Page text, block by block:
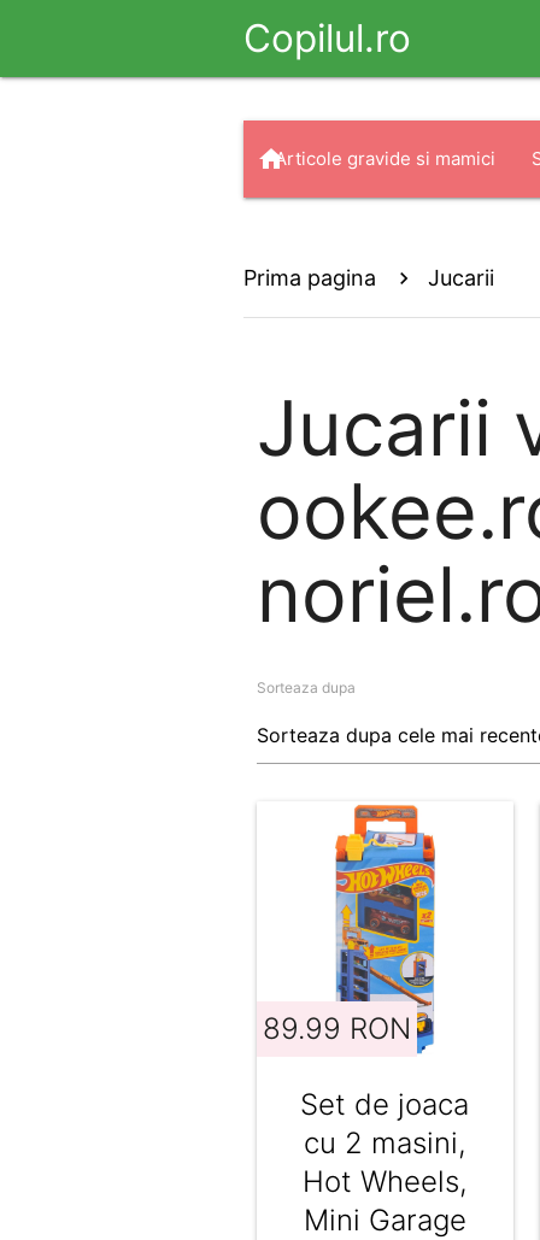
Copilul.ro
homeArticole gravide si mamici
Prima pagina Jucarii
Jucarii
Sorteaza dupa
89.99 RON
Set de joaca
cu 2 masini,
Hot Wheels,
Mini Garage